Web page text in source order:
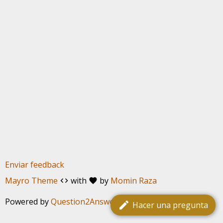
edit Hacer una pregunta
Enviar feedback
Mayro Theme code with favorite by Momin Raza
Powered byQuestion2Answer